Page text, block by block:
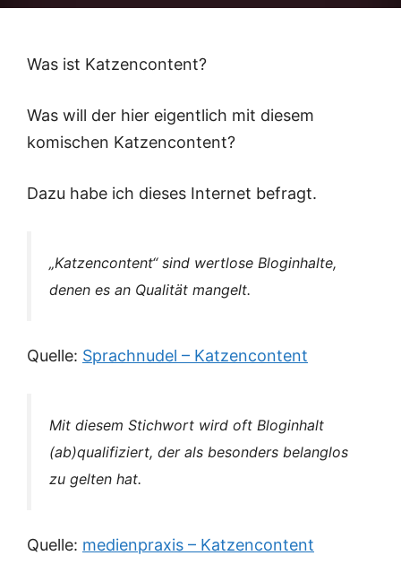
Was ist Katzencontent?
Was will der hier eigentlich mit diesem
komischen Katzencontent?
Dazu habe ich dieses Internet befragt.
„Katzencontent“ sind wertlose Bloginhalte,
denen es an Qualität mangelt.
Quelle: Sprachnudel – Katzencontent
Mit diesem Stichwort wird oft Bloginhalt
(ab)qualifiziert, der als besonders belanglos
zu gelten hat.
Quelle: medienpraxis – Katzencontent